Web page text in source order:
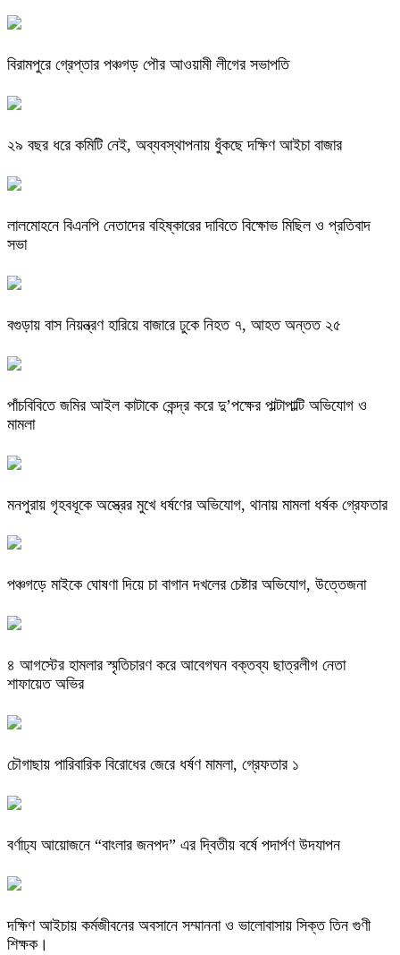
বিরামপুরে গ্রেপ্তার পঞ্চগড় পৌর আওয়ামী লীগের সভাপতি
২৯ বছর ধরে কমিটি নেই, অব্যবস্থাপনায় ধুঁকছে দক্ষিণ আইচা বাজার
লালমোহনে বিএনপি নেতাদের বহিষ্কারের দাবিতে বিক্ষোভ মিছিল ও প্রতিবাদ
সভা
বগুড়ায় বাস নিয়ন্ত্রণ হারিয়ে বাজারে ঢুকে নিহত ৭, আহত অন্তত ২৫
পাঁচবিবিতে জমির আইল কাটাকে কেন্দ্র করে দু’পক্ষের পাল্টাপাল্টি অভিযোগ ও
মামলা
মনপুরায় গৃহবধূকে অস্ত্রের মুখে ধর্ষণের অভিযোগ, থানায় মামলা ধর্ষক গ্রেফতার
পঞ্চগড়ে মাইকে ঘোষণা দিয়ে চা বাগান দখলের চেষ্টার অভিযোগ, উত্তেজনা
৪ আগস্টের হামলার স্মৃতিচারণ করে আবেগঘন বক্তব্য ছাত্রলীগ নেতা
শাফায়েত অভির
চৌগাছায় পারিবারিক বিরোধের জেরে ধর্ষণ মামলা, গ্রেফতার ১
বর্ণাঢ্য আয়োজনে “বাংলার জনপদ” এর দ্বিতীয় বর্ষে পদার্পণ উদযাপন
দক্ষিণ আইচায় কর্মজীবনের অবসানে সম্মাননা ও ভালোবাসায় সিক্ত তিন গুণী
শিক্ষক।